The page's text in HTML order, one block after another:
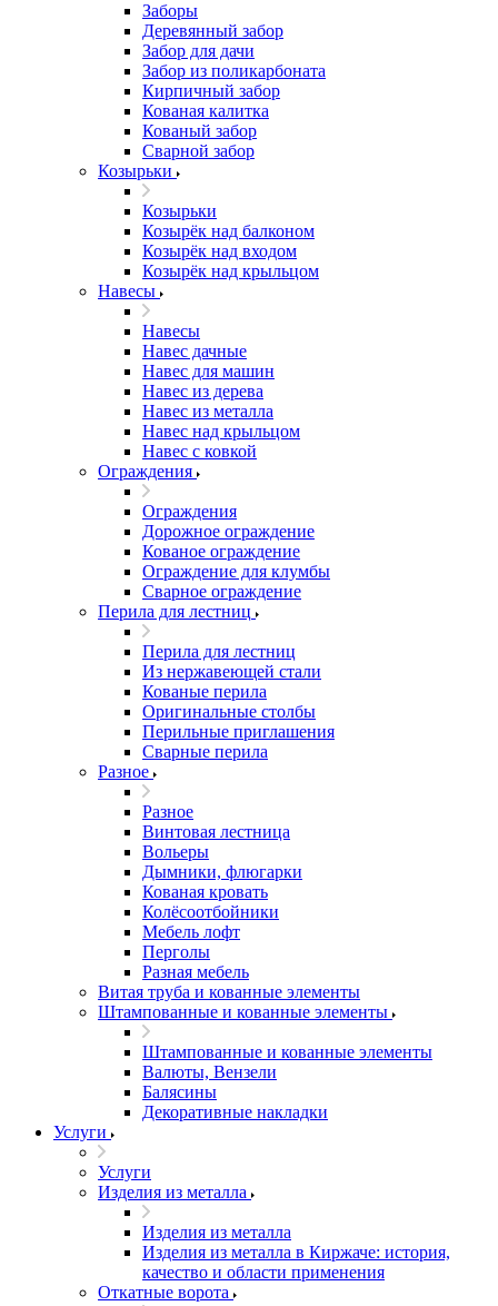
Заборы
Деревянный забор
Забор для дачи
Забор из поликарбоната
Кирпичный забор
Кованая калитка
Кованый забор
Сварной забор
Козырьки
Козырьки
Козырёк над балконом
Козырёк над входом
Козырёк над крыльцом
Навесы
Навесы
Навес дачные
Навес для машин
Навес из дерева
Навес из металла
Навес над крыльцом
Навес с ковкой
Ограждения
Ограждения
Дорожное ограждение
Кованое ограждение
Ограждение для клумбы
Сварное ограждение
Перила для лестниц
Перила для лестниц
Из нержавеющей стали
Кованые перила
Оригинальные столбы
Перильные приглашения
Сварные перила
Разное
Разное
Винтовая лестница
Вольеры
Дымники, флюгарки
Кованая кровать
Колёсоотбойники
Мебель лофт
Перголы
Разная мебель
Витая труба и кованные элементы
Штампованные и кованные элементы
Штампованные и кованные элементы
Валюты, Вензели
Балясины
Декоративные накладки
Услуги
Услуги
Изделия из металла
Изделия из металла
Изделия из металла в Киржаче: история,
качество и области применения
Откатные ворота